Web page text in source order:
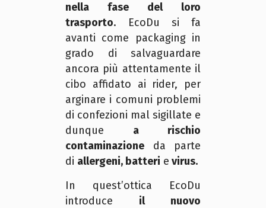
nella fase del loro
trasporto. EcoDu si fa
avanti come packaging in
grado di salvaguardare
ancora più attentamente il
cibo affidato ai rider, per
arginare i comuni problemi
di confezioni mal sigillate e
dunque a rischio
contaminazione da parte
di allergeni, batteri e virus.
In quest’ottica EcoDu
introduce il nuovo